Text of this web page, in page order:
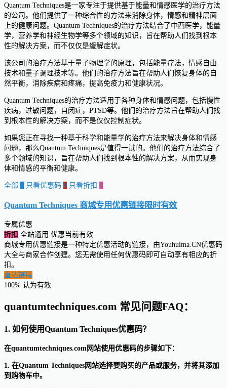
Quantum Techniques是一家专注于提供基于能量和情感医学的治疗方法
的公司。他们提供了一种综合性的方法来消除身体，情感和精神层面
上的健康问题。Quantum Techniques的治疗方法结合了中西医学，能量
学，营养学和神经生物学等多个领域的知识，旨在帮助人们找到根本
性的解决方案，而不仅仅是缓解症状。
该公司的治疗方法基于量子物理学的原理，包括能量疗法，情感自由
技术和量子调理技术等。他们的治疗方法旨在帮助人们恢复身体的自
然平衡，消除疾病和疼痛，提高免疫力和健康状况。
Quantum Techniques的治疗方法适用于各种身体和情感问题，包括慢性
疾病，过敏问题，自闭症，PTSD等。他们的治疗方法旨在帮助人们找
到根本性的解决方案，而不是仅仅控制症状。
如果您正在寻找一种基于科学和能量学的治疗方法来解决身体和情感
问题，那么Quantum Techniques是值得一试的。他们的治疗方法综合了
多个领域的知识，旨在帮助人们找到根本性的解决方案，从而实现身
体和情感的平衡和健康。
全部 只看优惠码 0 只看折扣 0
Quantum Techniques 商城专用优惠链接限时有效
专属优惠
折扣
全站通用 优惠当前有效
商城专用优惠链接是一种特定优惠活动的链接，由Youhuima.CN优惠码
大全与商家合作创建。您无需使用任何优惠码即可自动享有相应的折
扣。
直达链接
100% 认为有效
quantumtechniques.com 常见问题FAQ：
1. 如何使用Quantum Techniques优惠码？
在quantumtechniques.com网站使用优惠码的步骤如下：
1. 在Quantum Techniques网站选择要购买的产品或服务，并将其添加
到购物车中。